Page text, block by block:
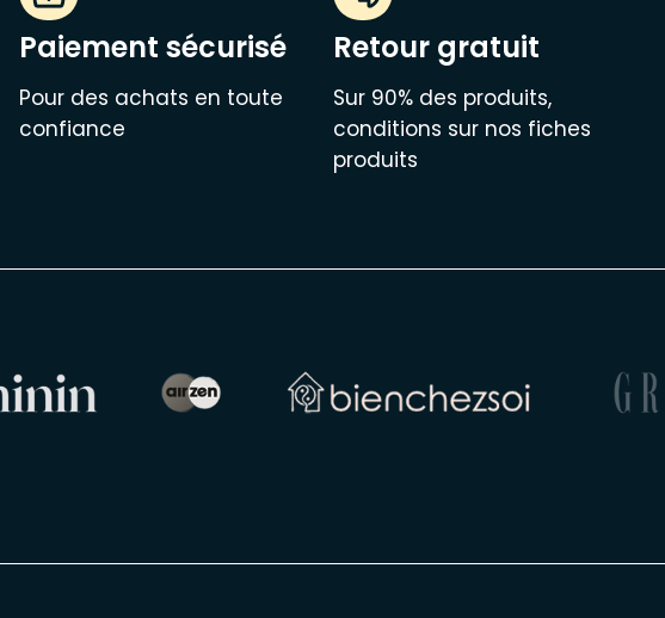
Paiement sécurisé
Pour des achats en toute
confiance
Retour gratuit
Sur 90% des produits,
conditions sur nos fiches
produits